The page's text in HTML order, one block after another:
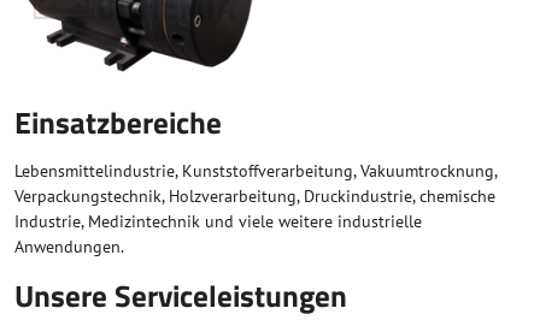
Einsatzbereiche
Lebensmittelindustrie, Kunststoffverarbeitung, Vakuumtrocknung,
Verpackungstechnik, Holzverarbeitung, Druckindustrie, chemische
Industrie, Medizintechnik und viele weitere industrielle
Anwendungen.
Unsere Serviceleistungen